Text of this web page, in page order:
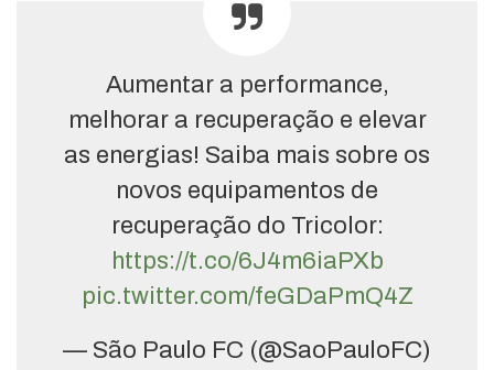
Aumentar a performance,
melhorar a recuperação e elevar
as energias! Saiba mais sobre os
novos equipamentos de
recuperação do Tricolor:
https://t.co/6J4m6iaPXb
pic.twitter.com/feGDaPmQ4Z
— São Paulo FC (@SaoPauloFC)